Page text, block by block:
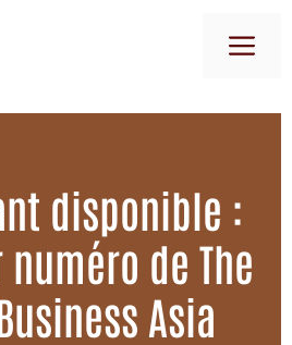
disponible :
de The
Asia